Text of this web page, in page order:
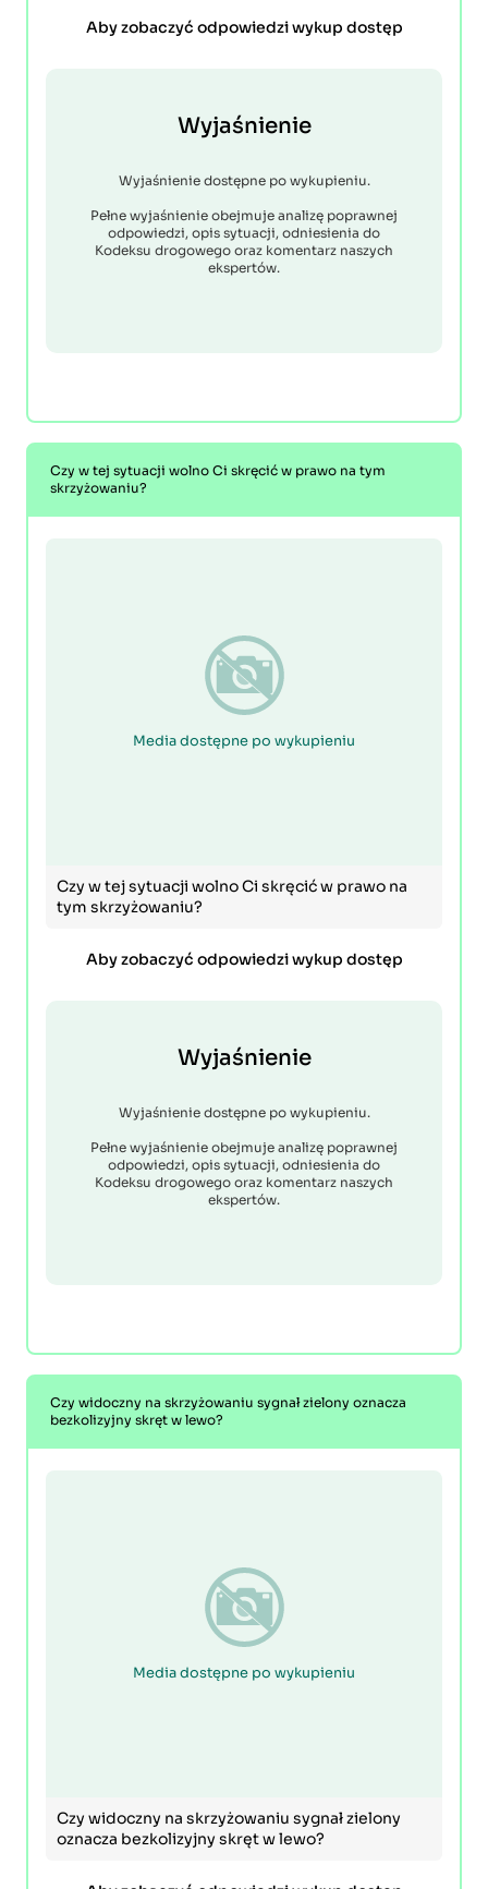
Aby zobaczyć odpowiedzi wykup dostęp
Wyjaśnienie
Wyjaśnienie dostępne po wykupieniu.
Pełne wyjaśnienie obejmuje analizę poprawnej
odpowiedzi, opis sytuacji, odniesienia do
Kodeksu drogowego oraz komentarz naszych
ekspertów.
Czy w tej sytuacji wolno Ci skręcić w prawo na tym
skrzyżowaniu?
Media dostępne po wykupieniu
Czy w tej sytuacji wolno Ci skręcić w prawo na
tym skrzyżowaniu?
Aby zobaczyć odpowiedzi wykup dostęp
Wyjaśnienie
Wyjaśnienie dostępne po wykupieniu.
Pełne wyjaśnienie obejmuje analizę poprawnej
odpowiedzi, opis sytuacji, odniesienia do
Kodeksu drogowego oraz komentarz naszych
ekspertów.
Czy widoczny na skrzyżowaniu sygnał zielony oznacza
bezkolizyjny skręt w lewo?
Media dostępne po wykupieniu
Czy widoczny na skrzyżowaniu sygnał zielony
oznacza bezkolizyjny skręt w lewo?